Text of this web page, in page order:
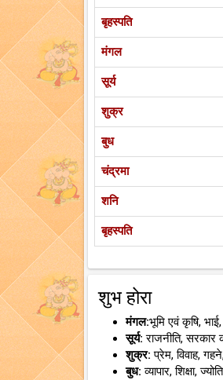
बृहस्पति
मंगल
सूर्य
शुक्र
बुध
चंद्रमा
शनि
बृहस्पति
शुभ होरा
मंगल:भूमि एवं कृषि,
सूर्य: राजनीति, सरकार
शुक्र: प्रेम, विवाह,
बुध: व्यापार, शिक्षा,